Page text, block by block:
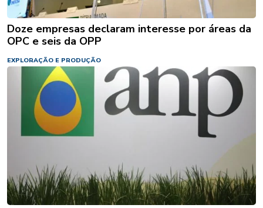
Doze empresas declaram interesse por áreas da
OPC e seis da OPP
EXPLORAÇÃO E PRODUÇÃO